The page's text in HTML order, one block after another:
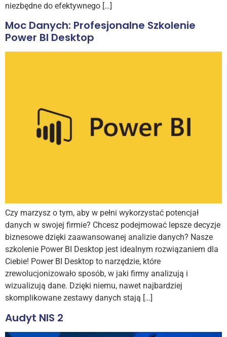
niezbędne do efektywnego […]
Moc Danych: Profesjonalne Szkolenie
Power BI Desktop
Czy marzysz o tym, aby w pełni wykorzystać potencjał
danych w swojej firmie? Chcesz podejmować lepsze decyzje
biznesowe dzięki zaawansowanej analizie danych? Nasze
szkolenie Power BI Desktop jest idealnym rozwiązaniem dla
Ciebie! Power BI Desktop to narzędzie, które
zrewolucjonizowało sposób, w jaki firmy analizują i
wizualizują dane. Dzięki niemu, nawet najbardziej
skomplikowane zestawy danych stają […]
Audyt NIS 2